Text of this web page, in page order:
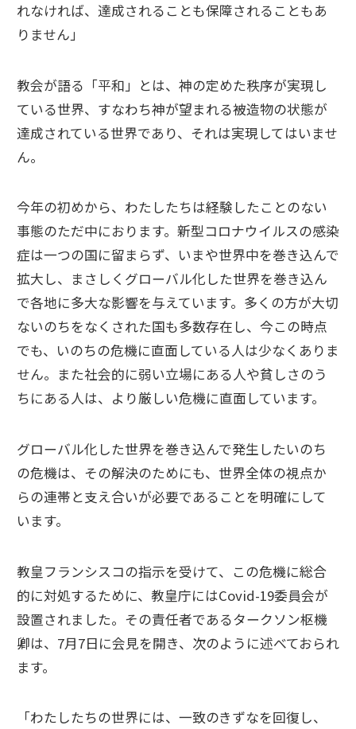
れなければ、達成されることも保障されることもあ
りません」
教会が語る「平和」とは、神の定めた秩序が実現し
ている世界、すなわち神が望まれる被造物の状態が
達成されている世界であり、それは実現してはいませ
ん。
今年の初めから、わたしたちは経験したことのない
事態のただ中におります。新型コロナウイルスの感染
症は一つの国に留まらず、いまや世界中を巻き込んで
拡大し、まさしくグローバル化した世界を巻き込ん
で各地に多大な影響を与えています。多くの方が大切
ないのちをなくされた国も多数存在し、今この時点
でも、いのちの危機に直面している人は少なくありま
せん。また社会的に弱い立場にある人や貧しさのう
ちにある人は、より厳しい危機に直面しています。
グローバル化した世界を巻き込んで発生したいのち
の危機は、その解決のためにも、世界全体の視点か
らの連帯と支え合いが必要であることを明確にして
います。
教皇フランシスコの指示を受けて、この危機に総合
的に対処するために、教皇庁にはCovid-19委員会が
設置されました。その責任者であるタークソン枢機
卿は、7月7日に会見を開き、次のように述べておられ
ます。
「わたしたちの世界には、一致のきずなを回復し、